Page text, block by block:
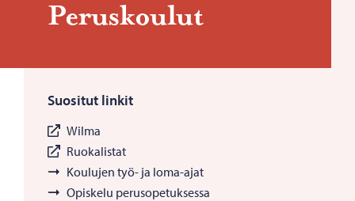
Pe­rus­kou­lut
Suositut linkit
Wilma
Ruokalistat
Koulujen työ- ja loma-ajat
Opiskelu perusopetuksessa